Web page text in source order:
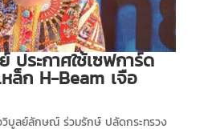
ประกาศใช้เซฟการ์ด
หล็ก H-Beam เจือ
บูลย์ลักษณ์ ร่วมรักษ์ ปลัดกระทรวง